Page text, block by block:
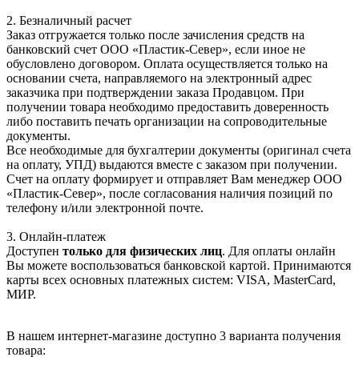
2. Безналичный расчет
Заказ отгружается только после зачисления средств на
банковский счет ООО «Пластик-Север», если иное не
обусловлено договором. Оплата осуществляется только на
основании счета, направляемого на электронный адрес
заказчика при подтверждении заказа Продавцом. При
получении товара необходимо предоставить доверенность
либо поставить печать организации на сопроводительные
документы.
Все необходимые для бухгалтерии документы (оригинал счета
на оплату, УПД) выдаются вместе с заказом при получении.
Счет на оплату формирует и отправляет Вам менеджер ООО
«Пластик-Север», после согласования наличия позиций по
телефону и/или электронной почте.
3. Онлайн-платеж
Доступен только для физических лиц. Для оплаты онлайн
Вы можете воспользоваться банковской картой. Принимаются
карты всех основных платежных систем: VISA, MasterCard,
МИР.
В нашем интернет-магазине доступно 3 варианта получения
товара: